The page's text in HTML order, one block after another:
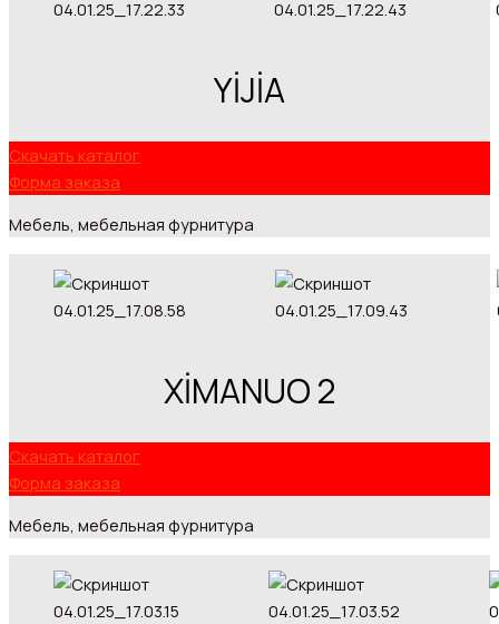
YİJİA
Скачать каталог
Форма заказа
Мебель, мебельная фурнитура
XİMANUO 2
Скачать каталог
Форма заказа
Мебель, мебельная фурнитура